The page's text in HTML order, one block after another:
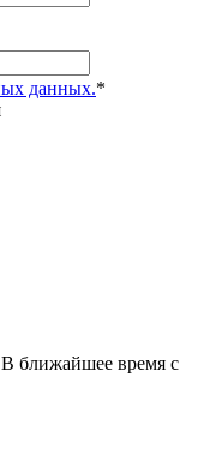
данных.*
ближайшее время с